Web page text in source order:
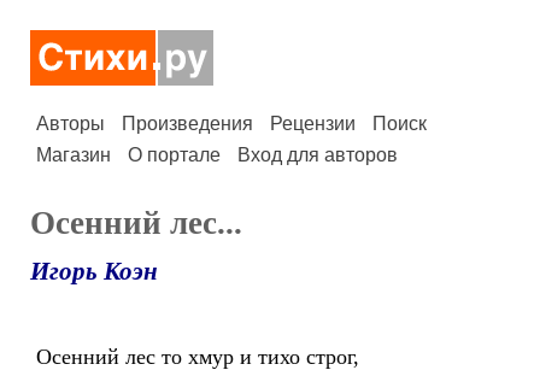
Авторы Произведения Рецензии
Поиск
Магазин
О портале Вход для авторов
Осенний лес...
Игорь Коэн
Осенний лес то хмур и тихо строг,